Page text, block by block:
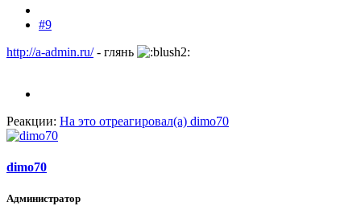
#9
http://a-admin.ru/- глянь
Реакции: На это отреагировал(а) dimo70
dimo70
Администратор